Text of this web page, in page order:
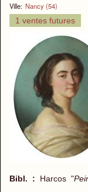
Ville: Nancy (54)
1 ventes futures
Bibl. : Harcos "